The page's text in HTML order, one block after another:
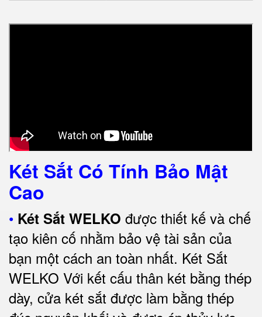
Két Sắt Có Tính Bảo Mật
Cao
• Két Sắt WELKO được thiết kế và chế
tạo kiên cố nhằm bảo vệ tài sản của
bạn một cách an toàn nhất. Két Sắt
WELKO Với kết cấu thân két bằng thép
dày, cửa két sắt được làm bằng thép